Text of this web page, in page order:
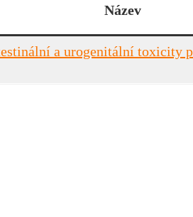
Název
a urogenitální toxicity